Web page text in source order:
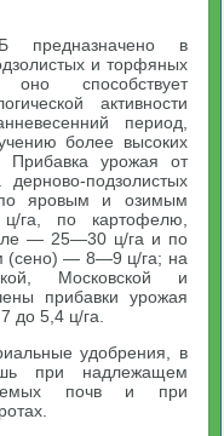
предназначено в
и торфяных
способствует
активности
период,
более высоких
Прибавка урожая от
подзолистых
яровым и озимым
га, по картофелю,
— 25—30 ц/га и по
(сено) — 8—9 ц/га; на
Московской и
прибавки урожая
до 5,4 ц/га.
удобрения, в
при надлежащем
почв и при